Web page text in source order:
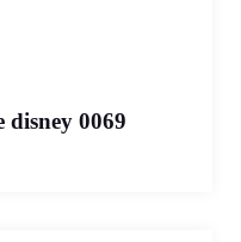
disney 0069